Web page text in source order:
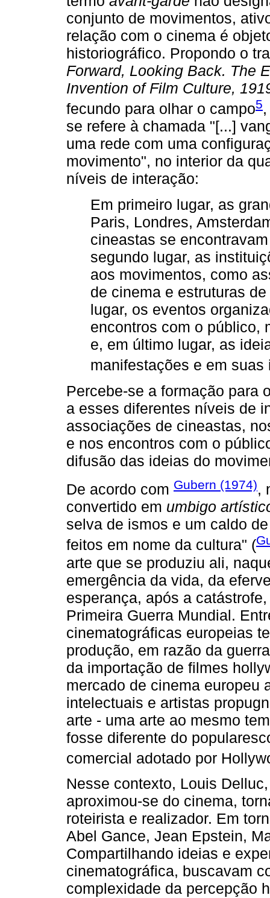
conjunto de movimentos,
relação com o cinema é
historiográfico. Propondo o
Forward, Looking Back. The
Invention of Film Culture,
fecundo para olhar o campo5
se refere à chamada "[...]
uma rede com uma
movimento", no interior da
níveis de interação:
Em primeiro lugar, as
Paris, Londres,
cineastas se
segundo lugar, as
aos movimentos, como
de cinema e estruturas
lugar, os eventos
encontros com o público,
e, em último lugar, as
manifestações e em suas
Percebe-se a formação para
a esses diferentes níveis de
associações de cineastas,
e nos encontros com o
difusão das ideias do
De acordo com Gubern (1974),
convertido em umbigo
selva de ismos e um caldo
feitos em nome da cultura" (
arte que se produziu ali,
emergência da vida, da
esperança, após a
Primeira Guerra Mundial.
cinematográficas europeias
produção, em razão da
da importação de filmes
mercado de cinema europeu
intelectuais e artistas
arte - uma arte ao mesmo
fosse diferente do
comercial adotado por
Nesse contexto, Louis
aproximou-se do cinema,
roteirista e realizador. Em
Abel Gance, Jean Epstein,
Compartilhando ideias e
cinematográfica, buscavam
complexidade da percepção